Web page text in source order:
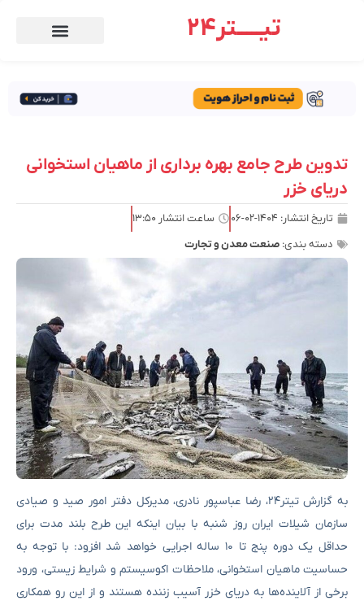
تیـــــتر24
تدوین طرح جامع بهره‌ برداری از ماهیان استخوانی
دریای خزر
تاریخ انتشار: ۱۴۰۴-۰۲-۰۶ ساعت انتشار ۱۳:۵۰
دسته بندی: صنعت معدن و تجارت
به گزارش تیتر۲۴، رضا عباسپور نادری، مدیرکل دفتر امور صید و صیادی
سازمان شیلات ایران روز شنبه با بیان اینکه این طرح بلند مدت برای
حداقل یک دوره پنج تا ۱۰ ساله اجرایی خواهد شد افزود: با توجه‌ به
حساسیت ماهیان استخوانی، ملاحظات اکوسیستم و شرایط زیستی، ورود
برخی از آلاینده‌ها به دریای خزر آسیب زننده هستند و از این رو همکاری